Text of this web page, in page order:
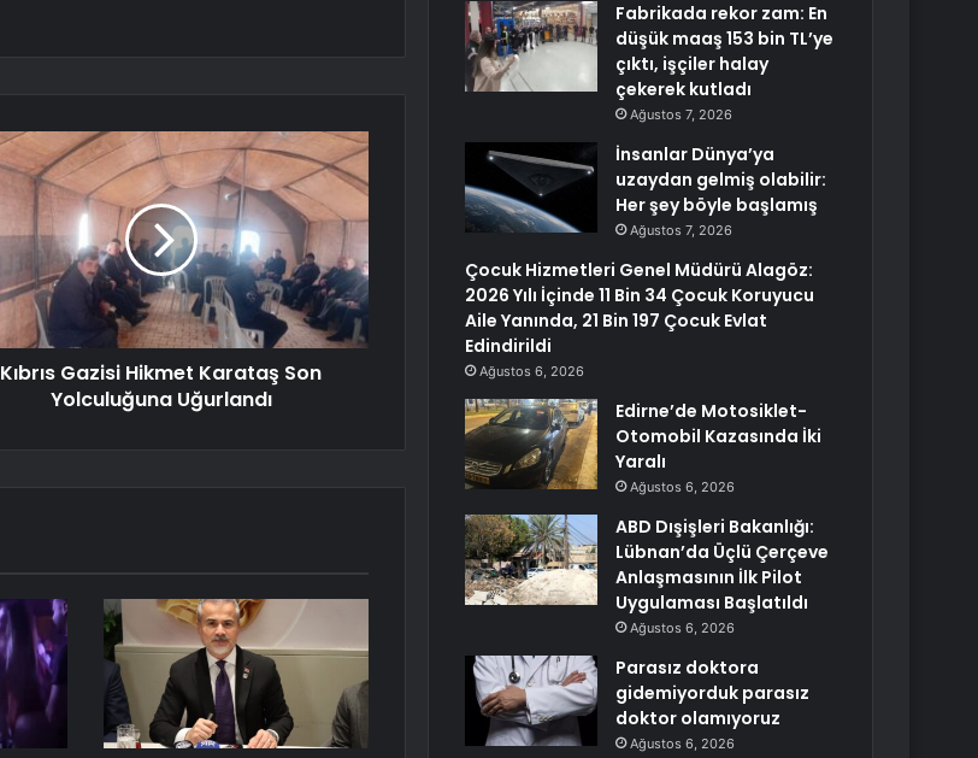
Kıbrıs Gazisi Hikmet Karataş Son
Yolculuğuna Uğurlandı
Fabrikada rekor zam: En
düşük maaş 153 bin TL’ye
çıktı, işçiler halay
çekerek kutladı
Ağustos 7, 2026
İnsanlar Dünya’ya
uzaydan gelmiş olabilir:
Her şey böyle başlamış
Ağustos 7, 2026
Çocuk Hizmetleri Genel Müdürü Alagöz:
2026 Yılı İçinde 11 Bin 34 Çocuk Koruyucu
Aile Yanında, 21 Bin 197 Çocuk Evlat
Edindirildi
Ağustos 6, 2026
Edirne’de Motosiklet-
Otomobil Kazasında İki
Yaralı
Ağustos 6, 2026
ABD Dışişleri Bakanlığı:
Lübnan’da Üçlü Çerçeve
Anlaşmasının İlk Pilot
Uygulaması Başlatıldı
Ağustos 6, 2026
Parasız doktora
gidemiyorduk parasız
doktor olamıyoruz
Ağustos 6, 2026